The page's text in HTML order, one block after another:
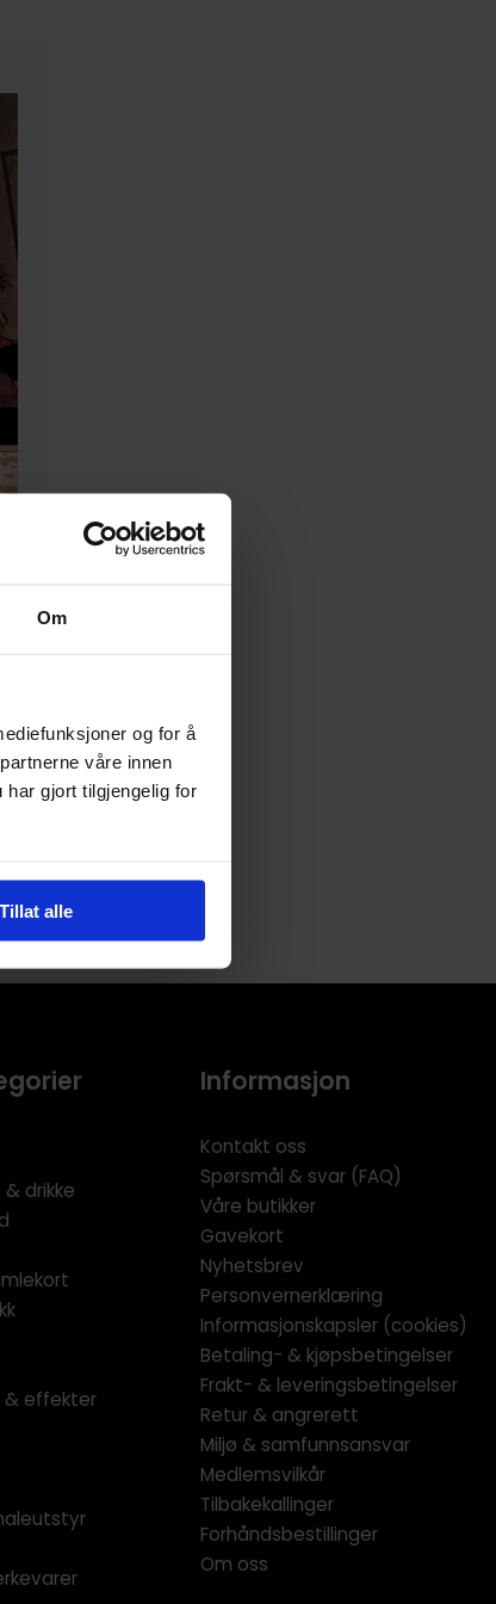
Om
og for å
våre innen
har gjort tilgjengelig for
Tillat alle
drikke
& effekter
Informasjon
Kontakt oss
Spørsmål & svar (FAQ)
Våre butikker
Gavekort
Nyhetsbrev
Personvernerklæring
Informasjonskapsler (cookies)
Betaling- & kjøpsbetingelser
Frakt- & leveringsbetingelser
Retur & angrerett
Miljø & samfunnsansvar
Medlemsvilkår
Tilbakekallinger
Forhåndsbestillinger
Om oss